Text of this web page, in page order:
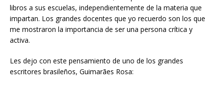
libros a sus escuelas, independientemente de la materia que
impartan. Los grandes docentes que yo recuerdo son los que
me mostraron la importancia de ser una persona crítica y
activa.
Les dejo con este pensamiento de uno de los grandes
escritores brasileños, Guimarães Rosa: